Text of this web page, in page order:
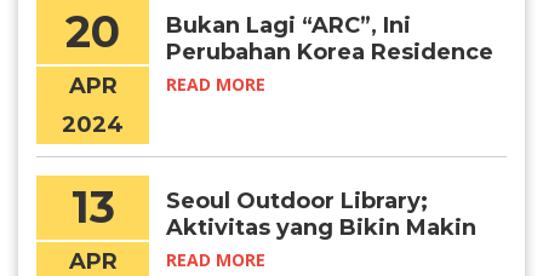
20
APR
2024
Bukan Lagi “ARC”, Ini
Perubahan Korea Residence
Card yang Perlu Kamu Tahu
READ MORE
13
APR
Seoul Outdoor Library;
Aktivitas yang Bikin Makin
Produktif di 2024
READ MORE